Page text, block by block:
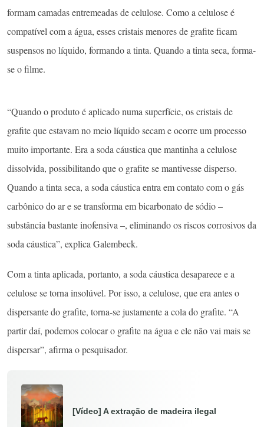
formam camadas entremeadas de celulose. Como a celulose é
compatível com a água, esses cristais menores de grafite ficam
suspensos no líquido, formando a tinta. Quando a tinta seca, forma-
se o filme.
“Quando o produto é aplicado numa superfície, os cristais de
grafite que estavam no meio líquido secam e ocorre um processo
muito importante. Era a soda cáustica que mantinha a celulose
dissolvida, possibilitando que o grafite se mantivesse disperso.
Quando a tinta seca, a soda cáustica entra em contato com o gás
carbônico do ar e se transforma em bicarbonato de sódio –
substância bastante inofensiva –, eliminando os riscos corrosivos da
soda cáustica”, explica Galembeck.
Com a tinta aplicada, portanto, a soda cáustica desaparece e a
celulose se torna insolúvel. Por isso, a celulose, que era antes o
dispersante do grafite, torna-se justamente a cola do grafite. “A
partir daí, podemos colocar o grafite na água e ele não vai mais se
dispersar”, afirma o pesquisador.
[Vídeo] A extração de madeira ilegal